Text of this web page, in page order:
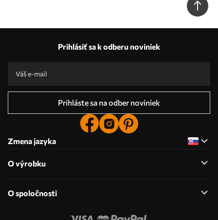
Prihlásiť sa k odberu noviniek
Prihláste sa na odber noviniek
Zmena jazyka
O výrobku
O spoločnosti